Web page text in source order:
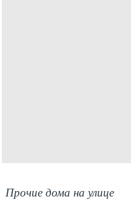
Прочие дома на улице